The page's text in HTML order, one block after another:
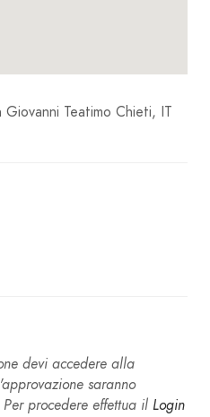
Teatimo Chieti, IT
devi accedere alla
saranno
procedere effettua il Login